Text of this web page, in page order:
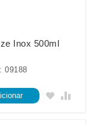
Inox 500ml
09188